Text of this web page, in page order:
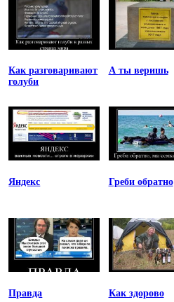
Как разговаривают
голуби
А ты веришь
Яндекс Греби обратно
Правда Как здорово